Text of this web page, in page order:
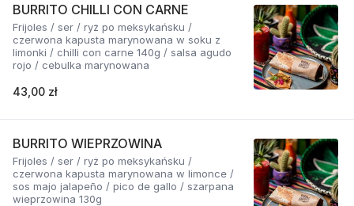
BURRITO CHILLI CON CARNE
Frijoles / ser / ryż po meksykańsku /
czerwona kapusta marynowana w soku z
limonki / chilli con carne 140g / salsa agudo
rojo / cebulka marynowana
43,00 zł
BURRITO WIEPRZOWINA
Frijoles / ser / ryż po meksykańsku /
czerwona kapusta marynowana w limonce /
sos majo jalapeño / pico de gallo / szarpana
wieprzowina 130g